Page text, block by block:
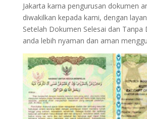
Jakarta karna pengurusan dokumen
diwakilkan kepada kami, dengan
Setelah Dokumen Selesai dan Tanpa
anda lebih nyaman dan aman